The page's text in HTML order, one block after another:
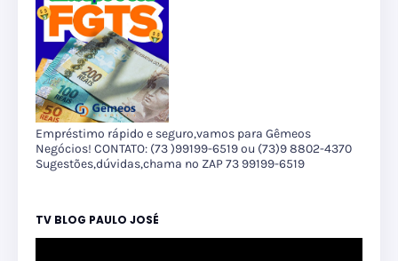
Empréstimo rápido e seguro,vamos para Gêmeos
Negócios! CONTATO: (73 )99199-6519 ou (73)9 8802-4370
Sugestões,dúvidas,chama no ZAP 73 99199-6519
TV BLOG PAULO JOSÉ